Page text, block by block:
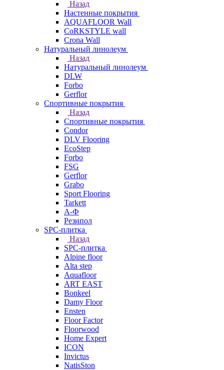
Назад
Настенные покрытия
AQUAFLOOR Wall
CoRKSTYLE wall
Crona Wall
Натуральный линолеум
Назад
Натуральный линолеум
DLW
Forbo
Gerflor
Спортивные покрытия
Назад
Спортивные покрытия
Condor
DLV Flooring
EcoStep
Forbo
FSG
Gerflor
Grabo
Sport Flooring
Tarkett
А-Ф
Резипол
SPC-плитка
Назад
SPC-плитка
Alpine floor
Alta step
Aquafloor
ART EAST
Bonkeel
Damy Floor
Ensten
Floor Factor
Floorwood
Home Expert
ICON
Invictus
NatisSton